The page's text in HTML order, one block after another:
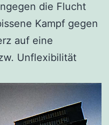
die Flucht
Kampf gegen
auf eine
Unflexibilität